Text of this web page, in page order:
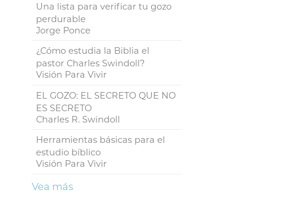
Una lista para verificar tu gozo
perdurable
Jorge Ponce
¿Cómo estudia la Biblia el
pastor Charles Swindoll?
Visión Para Vivir
EL GOZO: EL SECRETO QUE NO
ES SECRETO
Charles R. Swindoll
Herramientas básicas para el
estudio bíblico
Visión Para Vivir
Vea más